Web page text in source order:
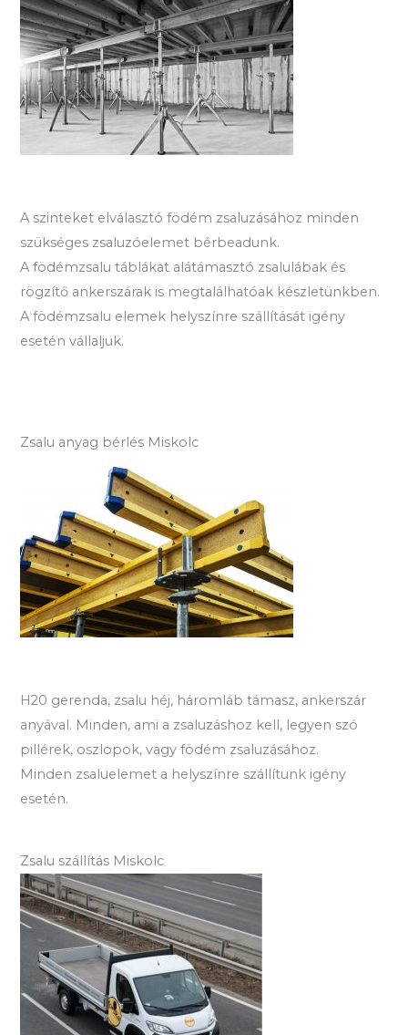
A szinteket elválasztó födém zsaluzásához minden
szükséges zsaluzóelemet bérbeadunk.
A födémzsalu táblákat alátámasztó zsalulábak és
rögzítő ankerszárak is megtalálhatóak készletünkben.
A födémzsalu elemek helyszínre szállítását igény
esetén vállaljuk.
Zsalu anyag bérlés Miskolc
H20 gerenda, zsalu héj, háromláb támasz, ankerszár
anyával. Minden, ami a zsaluzáshoz kell, legyen szó
pillérek, oszlopok, vagy födém zsaluzásához.
Minden zsaluelemet a helyszínre szállítunk igény
esetén.
Zsalu szállítás Miskolc